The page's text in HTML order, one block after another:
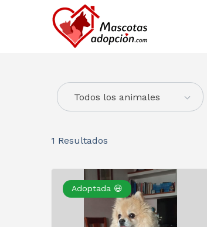
Todos los animales
1 Resultados
Adoptada 😃